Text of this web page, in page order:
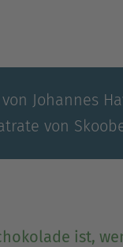
Johannes
von
ist,